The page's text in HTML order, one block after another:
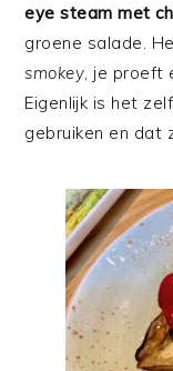
eye steam met
groene salade.
smokey, je proeft
Eigenlijk is het
gebruiken en dat